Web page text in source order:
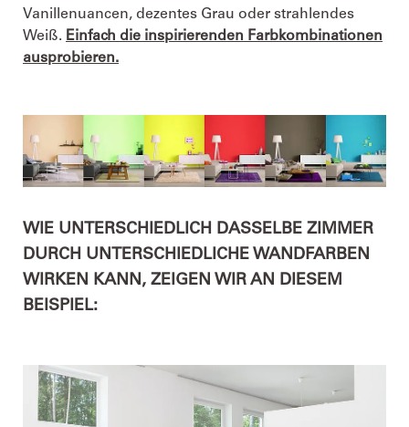
Vanillenuancen, dezentes Grau oder strahlendes
Weiß. Einfach die inspirierenden Farbkombinationen
ausprobieren.
WIE UNTERSCHIEDLICH DASSELBE ZIMMER
DURCH UNTERSCHIEDLICHE WANDFARBEN
WIRKEN KANN, ZEIGEN WIR AN DIESEM
BEISPIEL: